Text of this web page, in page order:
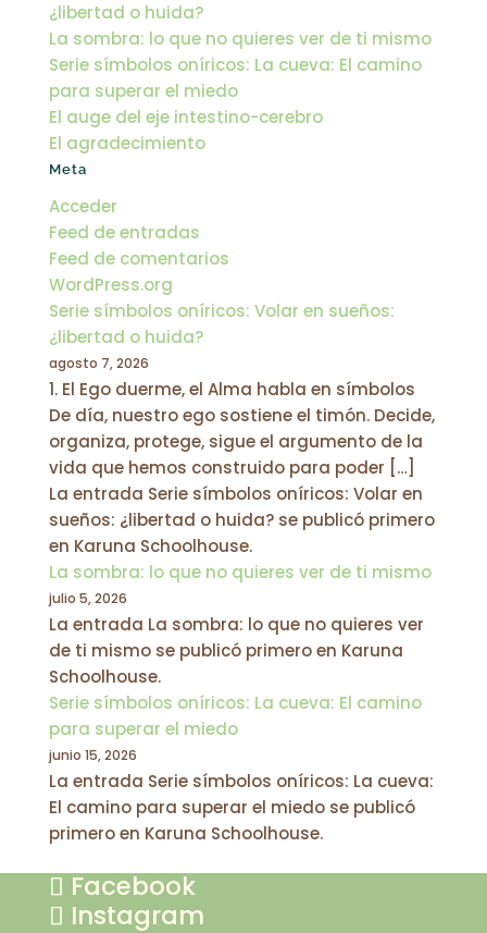
¿libertad o huida?
La sombra: lo que no quieres ver de ti mismo
Serie símbolos oníricos: La cueva: El camino
para superar el miedo
El auge del eje intestino-cerebro
El agradecimiento
Meta
Acceder
Feed de entradas
Feed de comentarios
WordPress.org
Serie símbolos oníricos: Volar en sueños:
¿libertad o huida?
agosto 7, 2026
1. El Ego duerme, el Alma habla en símbolos
De día, nuestro ego sostiene el timón. Decide,
organiza, protege, sigue el argumento de la
vida que hemos construido para poder […]
La entrada Serie símbolos oníricos: Volar en
sueños: ¿libertad o huida? se publicó primero
en Karuna Schoolhouse.
La sombra: lo que no quieres ver de ti mismo
julio 5, 2026
La entrada La sombra: lo que no quieres ver
de ti mismo se publicó primero en Karuna
Schoolhouse.
Serie símbolos oníricos: La cueva: El camino
para superar el miedo
junio 15, 2026
La entrada Serie símbolos oníricos: La cueva:
El camino para superar el miedo se publicó
primero en Karuna Schoolhouse.
Facebook
Instagram